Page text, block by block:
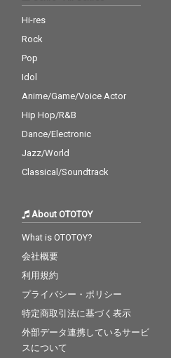
Hi-res
Rock
Pop
Idol
Anime/Game/Voice Actor
Hip Hop/R&B
Dance/Electronic
Jazz/World
Classical/Soundtrack
About OTOTOY
What is OTOTOY?
会社概要
利用規約
プライバシー・ポリシー
特定商取引法に基づく表示
外部データ連携しているサービ
スについて